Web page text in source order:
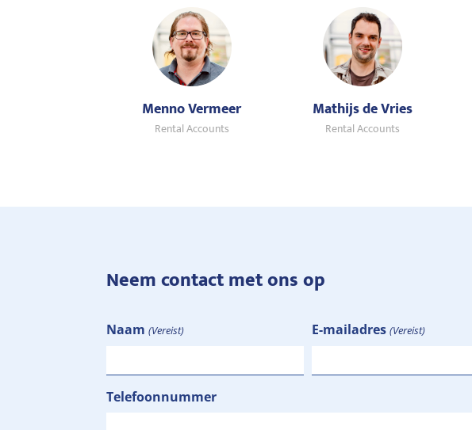
Menno Vermeer
Rental Accounts
Mathijs de Vries
Rental Accounts
Neem contact met ons op
Naam (Vereist) E-mailadres (Vereist)
Telefoonnummer